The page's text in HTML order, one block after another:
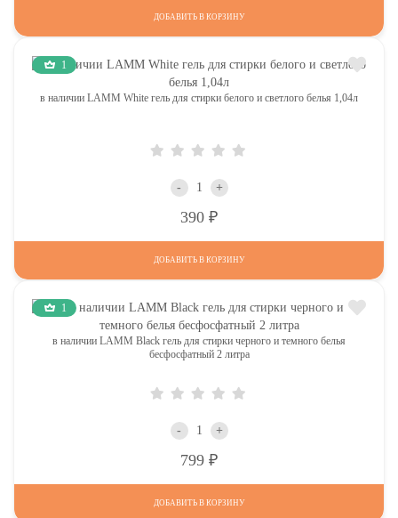
ДОБАВИТЬ В КОРЗИНУ
1
в наличии LAMM White гель для стирки белого и светлого белья 1,04л
- +
390
ДОБАВИТЬ В КОРЗИНУ
1
в наличии LAMM Black гель для стирки черного и темного белья
бесфосфатный 2 литра
- +
799
ДОБАВИТЬ В КОРЗИНУ